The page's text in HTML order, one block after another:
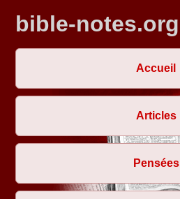
bible-notes.org
Accueil
Articles
Pensées